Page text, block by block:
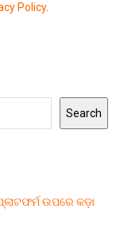
Policy.
Search
ଉପରେ କଡ଼ା